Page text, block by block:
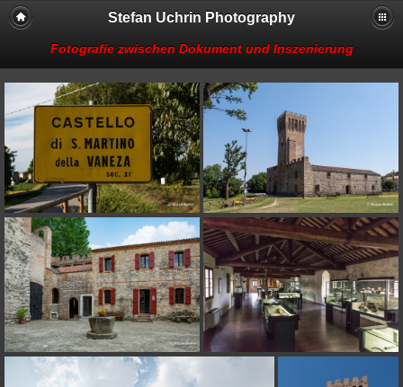
Stefan Uchrin Photography
Fotografie zwischen Dokument und Inszenierung